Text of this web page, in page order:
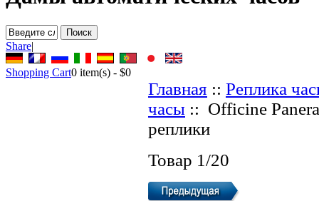
Share|
Shopping Cart0 item(s) - $0
Главная :: Реплика
часы :: Officine
реплики
Товар 1/20